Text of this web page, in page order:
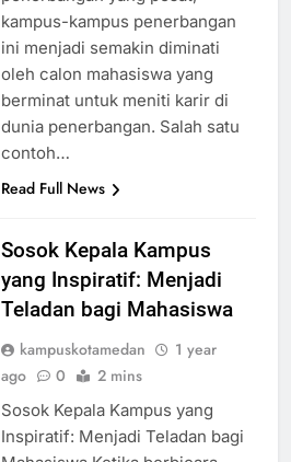
kampus-kampus penerbangan
ini menjadi semakin diminati
oleh calon mahasiswa yang
berminat untuk meniti karir di
dunia penerbangan. Salah satu
contoh…
Read Full News
Sosok Kepala Kampus
yang Inspiratif: Menjadi
Teladan bagi Mahasiswa
kampuskotamedan
1 year
ago
0 2 mins
Sosok Kepala Kampus yang
Inspiratif: Menjadi Teladan bagi